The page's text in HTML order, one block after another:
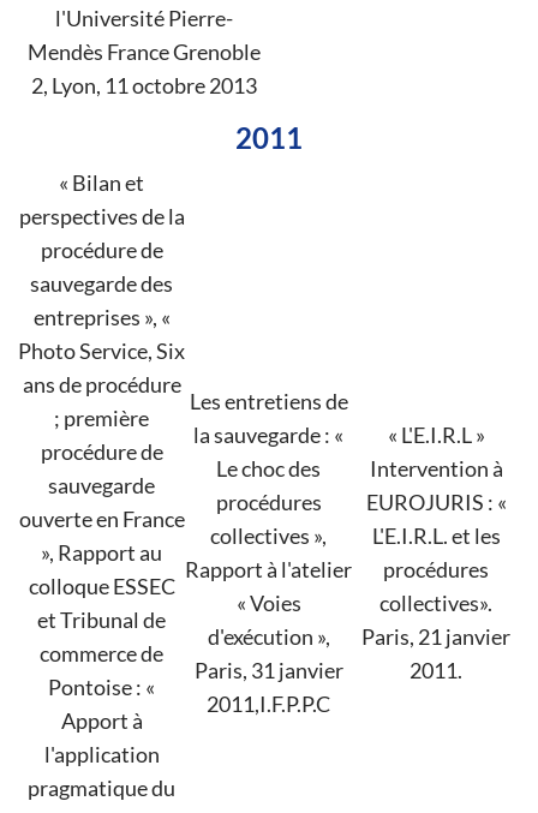
l'Université Pierre-
Mendès France Grenoble
2, Lyon, 11 octobre 2013
2011
« Bilan et
perspectives de la
procédure de
sauvegarde des
entreprises », «
Photo Service, Six
ans de procédure
; première
procédure de
sauvegarde
ouverte en France
», Rapport au
colloque ESSEC
et Tribunal de
commerce de
Pontoise : «
Apport à
l'application
pragmatique du
Les entretiens de
la sauvegarde : «
Le choc des
procédures
collectives »,
Rapport à l'atelier
« Voies
d'exécution »,
Paris, 31 janvier
2011,I.F.P.P.C
« L'E.I.R.L »
Intervention à
EUROJURIS : «
L'E.I.R.L. et les
procédures
collectives».
Paris, 21 janvier
2011.